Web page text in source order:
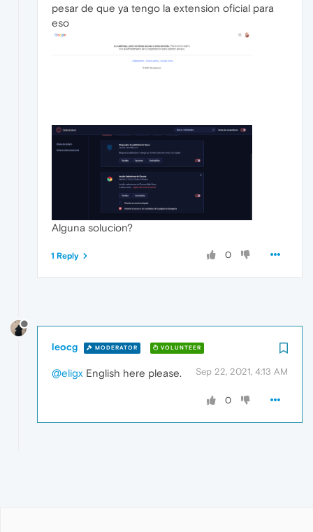
pesar de que ya tengo la extension oficial para
eso
Alguna solucion?
0
1 Reply
leocg MODERATOR VOLUNTEER
Sep 22, 2021, 4:13 AM
@eligx English here please.
0